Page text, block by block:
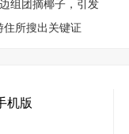
组团摘椰子，引发
住所搜出关键证
机版